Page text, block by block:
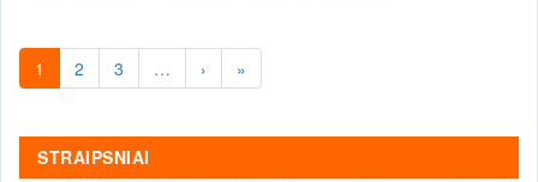
1 2 3 … › »
STRAIPSNIAI